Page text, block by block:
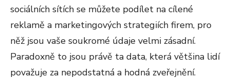
sociálních sítích se můžete podílet na cílené
reklamě a marketingových strategiích firem, pro
něž jsou vaše soukromé údaje velmi zásadní.
Paradoxně to jsou právě ta data, která většina lidí
považuje za nepodstatná a hodná zveřejnění.